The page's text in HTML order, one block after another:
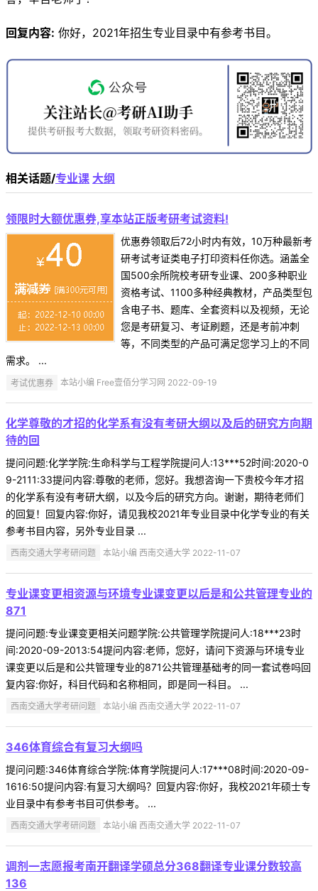
回复内容: 你好，2021年招生专业目录中有参考书目。
相关话题/专业课 大纲
领限时大额优惠券,享本站正版考研考试资料!
优惠券领取后72小时内有效，10万种最新考
研考试考证类电子打印资料任你选。涵盖全
国500余所院校考研专业课、200多种职业
资格考试、1100多种经典教材，产品类型包
含电子书、题库、全套资料以及视频，无论
您是考研复习、考证刷题，还是考前冲刺
等，不同类型的产品可满足您学习上的不同
需求。 ...
考试优惠券 本站小编 Free壹佰分学习网 2022-09-19
化学尊敬的才招的化学系有没有考研大纲以及后的研究方向期
待的回
提问问题:化学学院:生命科学与工程学院提问人:13***52时间:2020-0
9-2111:33提问内容:尊敬的老师，您好。我想咨询一下贵校今年才招
的化学系有没有考研大纲，以及今后的研究方向。谢谢，期待老师们
的回复！回复内容:你好，请见我校2021年专业目录中化学专业的有关
参考书目内容，另外专业目录 ...
西南交通大学考研问题 本站小编 西南交通大学 2022-11-07
专业课变更相资源与环境专业课变更以后是和公共管理专业的
871
提问问题:专业课变更相关问题学院:公共管理学院提问人:18***23时
间:2020-09-2013:54提问内容:老师，您好，请问下资源与环境专业
课变更以后是和公共管理专业的871公共管理基础考的同一套试卷吗回
复内容:你好，科目代码和名称相同，即是同一科目。 ...
西南交通大学考研问题 本站小编 西南交通大学 2022-11-07
346体育综合有复习大纲吗
提问问题:346体育综合学院:体育学院提问人:17***08时间:2020-09-
1616:50提问内容:有复习大纲吗？回复内容:你好，我校2021年硕士专
业目录中有参考书目可供参考。 ...
西南交通大学考研问题 本站小编 西南交通大学 2022-11-07
调剂一志愿报考南开翻译学硕总分368翻译专业课分数较高
136